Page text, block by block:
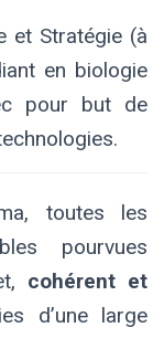
et Stratégie (à
en biologie
pour but de
toutes les
pourvues
cohérent et
d’une large